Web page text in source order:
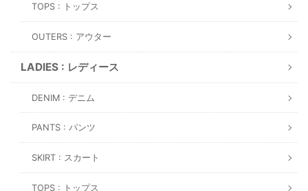
TOPS : トップス
OUTERS : アウター
LADIES : レディース
DENIM : デニム
PANTS : パンツ
SKIRT : スカート
TOPS : トップス